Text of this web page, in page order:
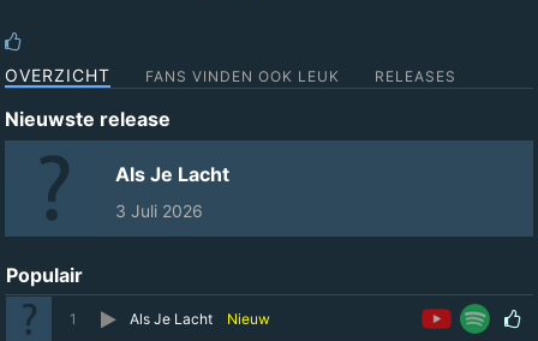
OVERZICHT FANS VINDEN OOK LEUK RELEASES
Nieuwste release
Als Je Lacht
3 Juli 2026
Populair
1 Als Je Lacht Nieuw